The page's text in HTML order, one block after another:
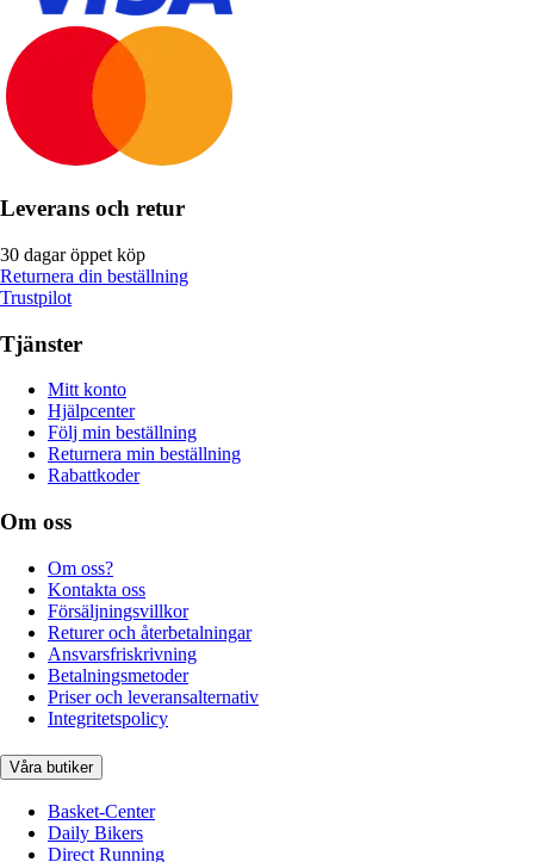
Leverans och retur
30 dagar öppet köp
Returnera din beställning
Trustpilot
Tjänster
Mitt konto
Hjälpcenter
Följ min beställning
Returnera min beställning
Rabattkoder
Om oss
Om oss?
Kontakta oss
Försäljningsvillkor
Returer och återbetalningar
Ansvarsfriskrivning
Betalningsmetoder
Priser och leveransalternativ
Integritetspolicy
Våra butiker
Basket-Center
Daily Bikers
Direct Running